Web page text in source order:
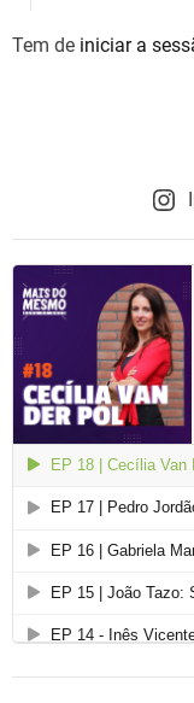
Tem de iniciar a